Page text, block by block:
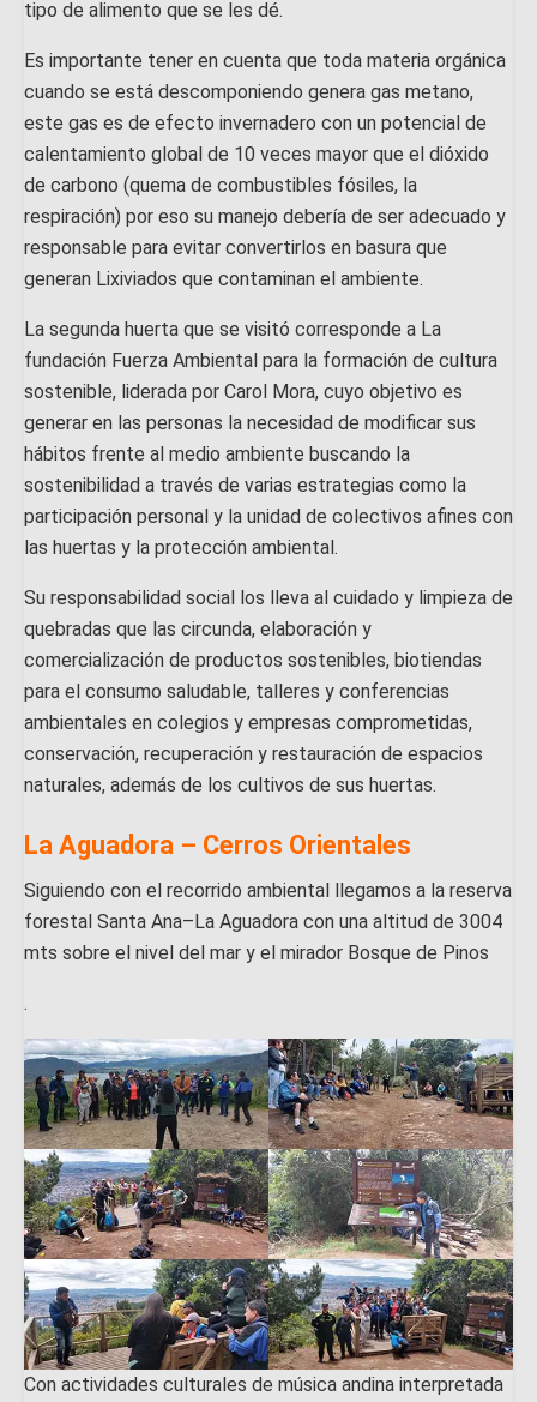
tipo de alimento que se les dé.
Es importante tener en cuenta que toda materia orgánica
cuando se está descomponiendo genera gas metano,
este gas es de efecto invernadero con un potencial de
calentamiento global de 10 veces mayor que el dióxido
de carbono (quema de combustibles fósiles, la
respiración) por eso su manejo debería de ser adecuado y
responsable para evitar convertirlos en basura que
generan Lixiviados que contaminan el ambiente.
La segunda huerta que se visitó corresponde a La
fundación Fuerza Ambiental para la formación de cultura
sostenible, liderada por Carol Mora, cuyo objetivo es
generar en las personas la necesidad de modificar sus
hábitos frente al medio ambiente buscando la
sostenibilidad a través de varias estrategias como la
participación personal y la unidad de colectivos afines con
las huertas y la protección ambiental.
Su responsabilidad social los lleva al cuidado y limpieza de
quebradas que las circunda, elaboración y
comercialización de productos sostenibles, biotiendas
para el consumo saludable, talleres y conferencias
ambientales en colegios y empresas comprometidas,
conservación, recuperación y restauración de espacios
naturales, además de los cultivos de sus huertas.
La Aguadora – Cerros Orientales
Siguiendo con el recorrido ambiental llegamos a la reserva
forestal Santa Ana–La Aguadora con una altitud de 3004
mts sobre el nivel del mar y el mirador Bosque de Pinos
.
Con actividades culturales de música andina interpretada